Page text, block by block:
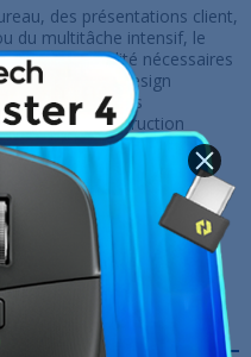
des présentations client,
du multitâche intensif, le
et la fiabilité nécessaires
Son design
idéal pour les
que sa construction
épreuve.
le Dell Latitude
de sécurité avancées pour
confidentialité. De plus,
de rester connecté à vos
vous offrant ainsi une